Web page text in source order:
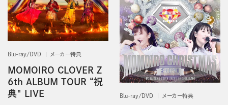
Blu-ray/DVD メーカー特典
MOMOIRO CLOVER Z
6th ALBUM TOUR “祝
典" LIVE
Blu-ray/DVD メーカー特典